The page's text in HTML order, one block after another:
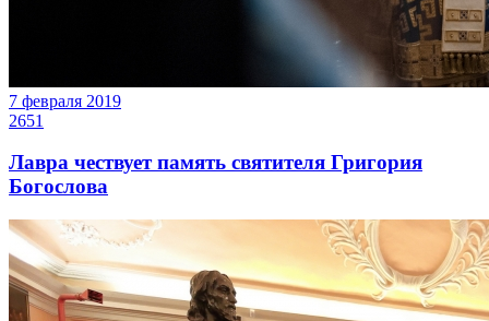
7 февраля 2019
2651
Лавра чествует память святителя Григория
Богослова